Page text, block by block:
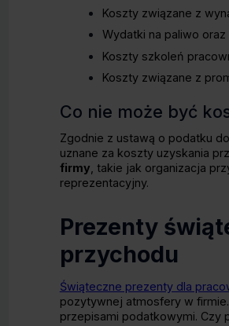
Koszty związane z
Wydatki na paliwo
Koszty szkoleń
Koszty związane z
Co nie może być
Zgodnie z ustawą o podatku
uznane za koszty uzyskania
firmy , takie jak organizacja
reprezentacyjny.
Prezenty
przychodu
Świąteczne prezenty dla
pozytywnej atmosfery w
przepisami podatkowymi. Czy